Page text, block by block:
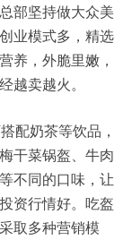
部坚持做大众美
业模式多，精选
养，外脆里嫩，
越卖越火。
配奶茶等饮品，
干菜锅盔、牛肉
不同的口味，让
资行情好。吃盔
取多种营销模